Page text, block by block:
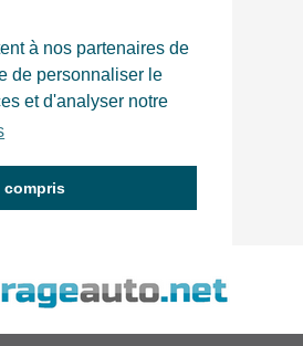
à nos partenaires de
de personnaliser le
et d'analyser notre
compris